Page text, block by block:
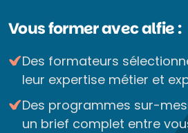
Vous former avec alfie :
Des formateurs
leur expertise métier et
Des programmes sur-
un brief complet entre